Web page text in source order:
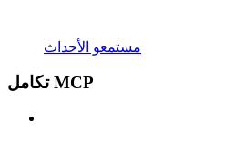
مستمعو الأحداث
تكامل MCP